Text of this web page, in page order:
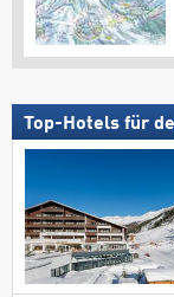
Top-Hotels für